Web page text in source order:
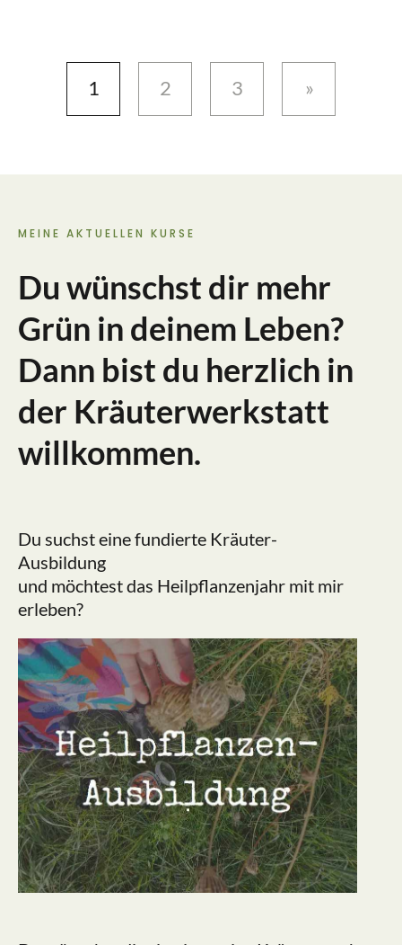
1 2 3
MEINE AKTUELLEN KURSE
Du wünschst dir mehr
Grün in deinem Leben?
Dann bist du herzlich in
der Kräuterwerkstatt
willkommen.
Du suchst eine fundierte Kräuter-
Ausbildung
und möchtest das Heilpflanzenjahr mit mir
erleben?